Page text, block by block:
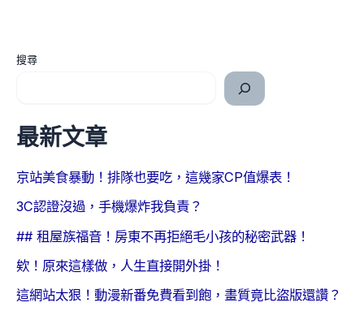
搜尋
最新文章
京站美食暴動！排隊也要吃，這幾家CP值爆表！
3C認證沒過，手機爆炸我負責？
## 租屋族福音！房東不再拒絕毛小孩的秘密武器！
欸！原來這樣做，人生直接開外掛！
這網站太狠！動漫新番免費看到飽，畫質竟比盜版還讚？